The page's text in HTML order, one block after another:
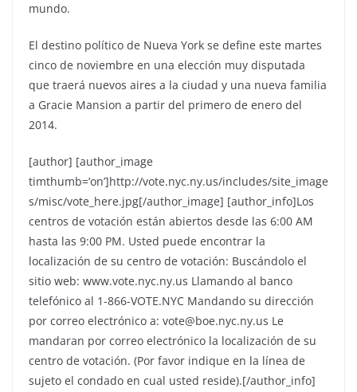
mundo.
El destino político de Nueva York se define este martes
cinco de noviembre en una elección muy disputada
que traerá nuevos aires a la ciudad y una nueva familia
a Gracie Mansion a partir del primero de enero del
2014.
[author] [author_image
timthumb=’on’]http://vote.nyc.ny.us/includes/site_image
s/misc/vote_here.jpg[/author_image] [author_info]Los
centros de votación están abiertos desde las 6:00 AM
hasta las 9:00 PM. Usted puede encontrar la
localización de su centro de votación: Buscándolo el
sitio web: www.vote.nyc.ny.us Llamando al banco
telefónico al 1-866-VOTE.NYC Mandando su dirección
por correo electrónico a: vote@boe.nyc.ny.us Le
mandaran por correo electrónico la localización de su
centro de votación. (Por favor indique en la línea de
sujeto el condado en cual usted reside).[/author_info]